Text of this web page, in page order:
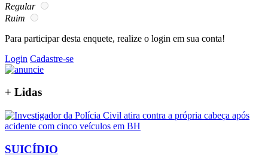
Regular
Ruim
Para participar desta enquete, realize o login em sua conta!
Login Cadastre-se
+ Lidas
SUICÍDIO